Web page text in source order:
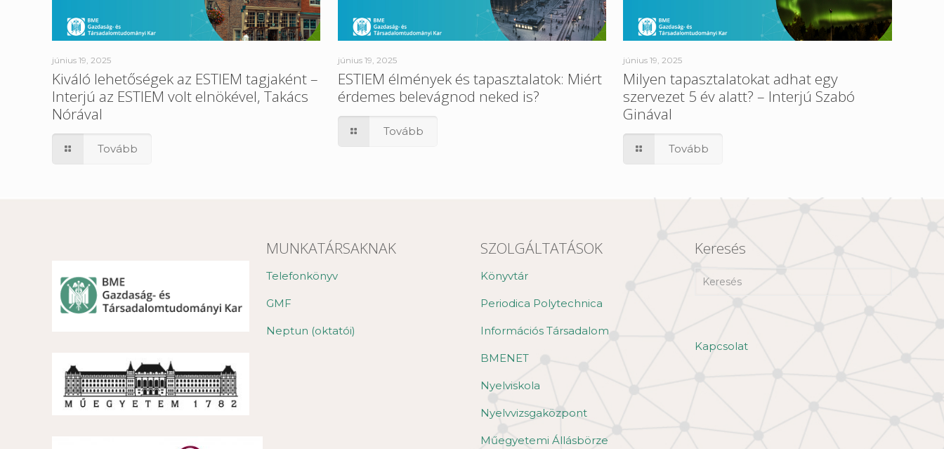
június 19, 2025
Kiváló lehetőségek az ESTIEM tagjaként –
Interjú az ESTIEM volt elnökével, Takács
Nórával
Tovább
június 19, 2025
ESTIEM élmények és tapasztalatok: Miért
érdemes belevágnod neked is?
Tovább
június 19, 2025
Milyen tapasztalatokat adhat egy
szervezet 5 év alatt? – Interjú Szabó
Ginával
Tovább
MUNKATÁRSAKNAK
Telefonkönyv
GMF
Neptun (oktatói)
SZOLGÁLTATÁSOK
Könyvtár
Periodica Polytechnica
Információs Társadalom
BMENET
Nyelviskola
Nyelvvizsgaközpont
Műegyetemi Állásbörze
Keresés
Kapcsolat